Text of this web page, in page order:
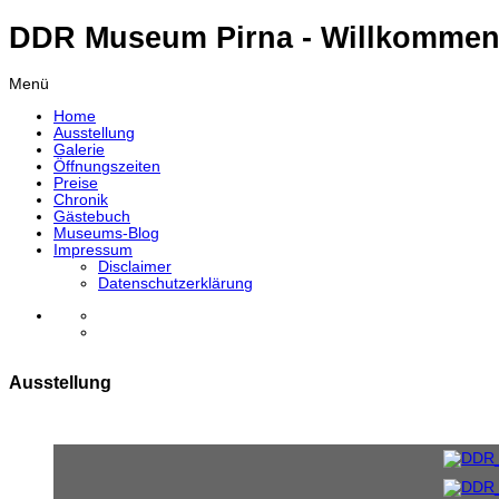
DDR Museum Pirna -
Menü
Home
Ausstellung
Galerie
Öffnungszeiten
Preise
Chronik
Gästebuch
Museums-Blog
Impressum
Disclaimer
Datenschutzerklärung
Ausstellung